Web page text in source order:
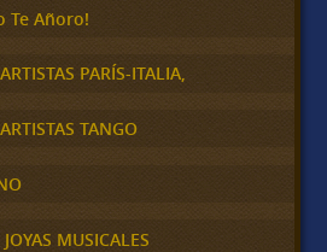
Te Añoro!
PARÍS-ITALIA,
TANGO
MUSICALES